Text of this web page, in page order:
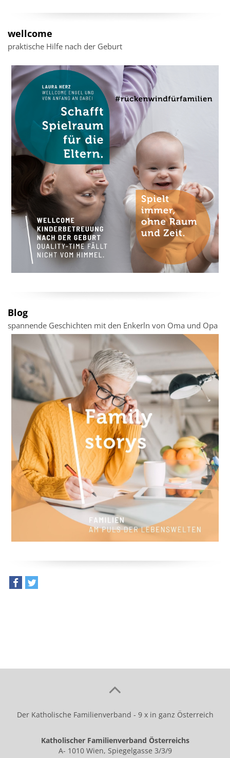
wellcome
praktische Hilfe nach der Geburt
Blog
spannende Geschichten mit den Enkerln von Oma und Opa
Der Katholische Familienverband - 9 x in ganz Österreich
Katholischer Familienverband Österreichs
A- 1010 Wien, Spiegelgasse 3/3/9